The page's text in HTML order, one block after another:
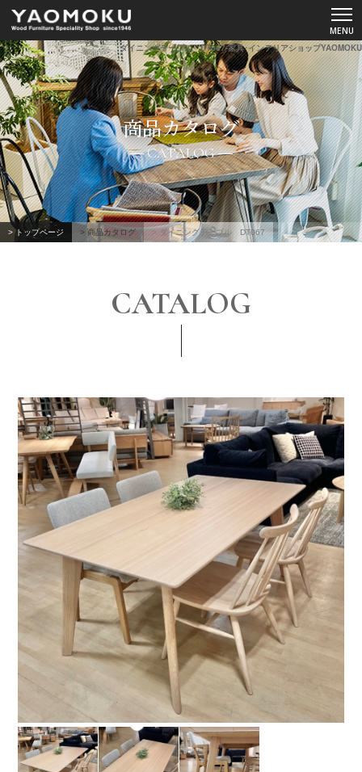
ショールーム
YAOMOKUについて
商品カタログ
スペシャルコンテンツ
ダイニングテーブル DT067-家具･インテリアショップYAOMOKU
商品カタログ
CATALOG
> トップページ > 商品カタログ > ダイニングテーブル DT067
CATALOG